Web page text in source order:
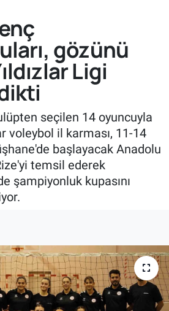
gözünü
Ligi
seçilen 14 oyuncuyla
voleybol il karması, 11-14
başlayacak Anadolu
temsil ederek
şampiyonluk kupasını
ve Fikstür